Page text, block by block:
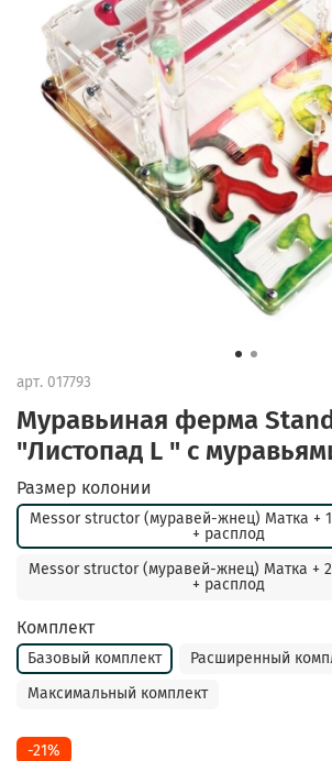
арт. 017793
Муравьиная ферма
"Листопад L " с
Размер колонии
Messor structor (муравей-жнец) Матка +
+ расплод
Messor structor (муравей-жнец) Матка +
+ расплод
Комплект
Базовый комплект
Расширенный
Максимальный комплект
-21%